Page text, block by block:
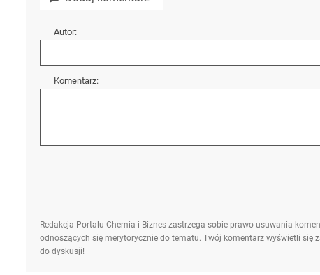
Autor:
Komentarz:
Redakcja Portalu Chemia i Biznes zastrzega sobie prawo usuwania
odnoszących się merytorycznie do tematu. Twój komentarz wyświetli
do dyskusji!